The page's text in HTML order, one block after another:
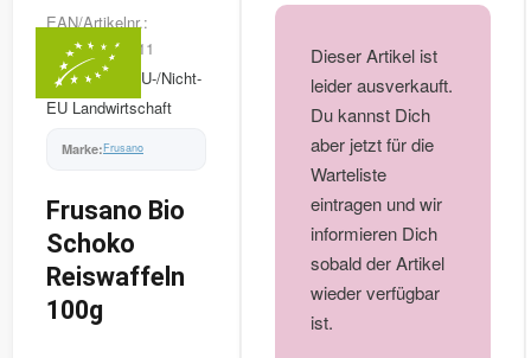
EAN/Artikelnr.:
4260137743911
NL-BIO-01 EU-/Nicht-
EU Landwirtschaft
Frusano
Frusano Bio
Schoko
Reiswaffeln
100g
Dieser Artikel ist
leider ausverkauft.
Du kannst Dich
aber jetzt für die
Warteliste
eintragen und wir
informieren Dich
sobald der Artikel
wieder verfügbar
ist.